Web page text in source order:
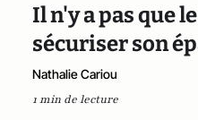
Il n'y a pas que
sécuriser son
Nathalie Cariou
1 min de lecture